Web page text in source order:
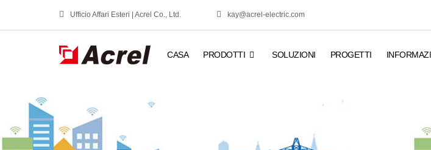
Ufficio Affari Esteri | Acrel Co., Ltd. kay@acrel-electric.com
CASA PRODOTTI SOLUZIONI PROGETTI